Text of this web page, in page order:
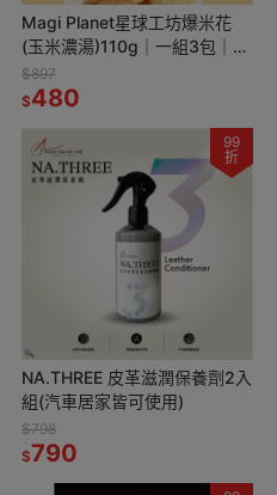
Magi Planet星球工坊爆米花
(玉米濃湯)110g｜一組3包｜食
品米其林推薦 × 濃郁玉米香 ×
網友熱推NO.1
$897
$480
99
折
NA.THREE 皮革滋潤保養劑2入
組(汽車居家皆可使用)
$798
$790